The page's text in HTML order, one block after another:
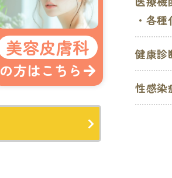
美容皮膚科
の方はこちら
・各
健康診
性感染